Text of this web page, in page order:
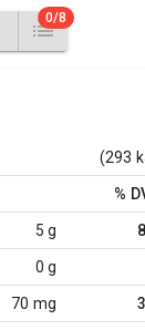
0/8
(293
%
5 g
0 g
70 mg